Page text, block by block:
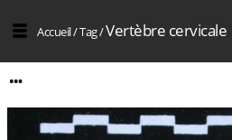
Accueil/Tag/Vertèbre cervicale